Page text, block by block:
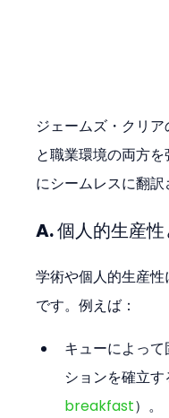
ジェームズ・クリ
と職業環境の両方
にシームレスに翻訳
A. 個人的生産
学術や個人的生産
です。例えば：
キューによっ
ションを確立
breakfast）。